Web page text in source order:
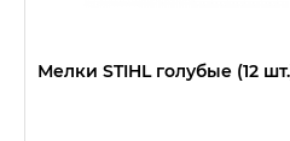
Мелки STIHL голубые (12